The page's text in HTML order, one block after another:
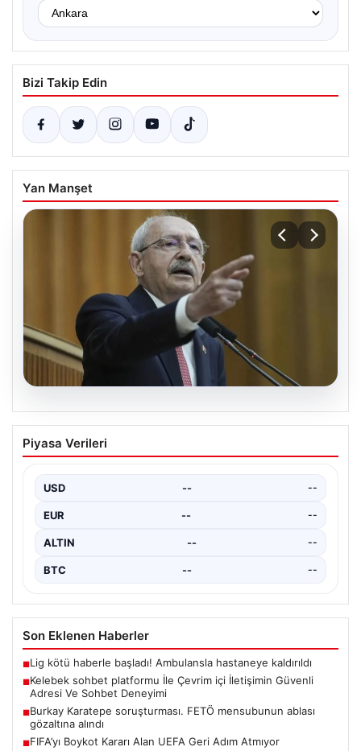
Bizi Takip Edin
Yan Manşet
Kılıçdaroğlu: Hesap sormaktan da
vermekten de çekinmeyiz
de çekinmeyiz”, “content”: “ Cumhuriyet Halk Partisi
(CHP)…
Piyasa Verileri
USD -- --
EUR -- --
ALTIN -- --
BTC -- --
Son Eklenen Haberler
■Lig kötü haberle başladı! Ambulansla hastaneye kaldırıldı
■Kelebek sohbet platformu İle Çevrim içi İletişimin Güvenli
Adresi Ve Sohbet Deneyimi
■Burkay Karatepe soruşturması. FETÖ mensubunun ablası
gözaltına alındı
■FIFA’yı Boykot Kararı Alan UEFA Geri Adım Atmıyor